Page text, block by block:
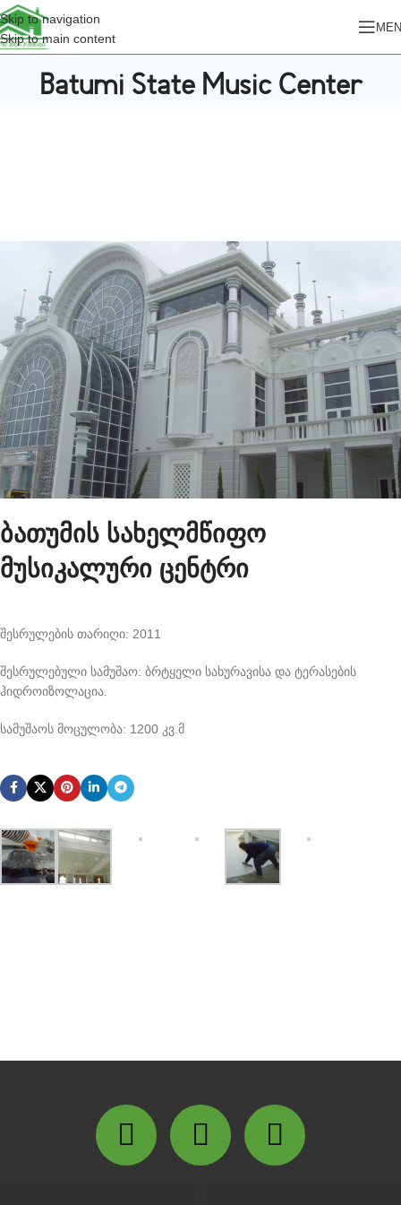
Skip to navigation
Skip to main content
Batumi State Music Center
ბათუმის სახელმწიფო
მუსიკალური ცენტრი
შესრულების თარიღი: 2011
შესრულებული სამუშაო: ბრტყელი სახურავისა და ტერასების
ჰიდროიზოლაცია.
სამუშაოს მოცულობა: 1200 კვ.მ